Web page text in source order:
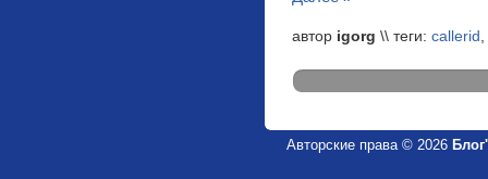
автор igorg \\ теги: callerid ,
Авторские права © 2026